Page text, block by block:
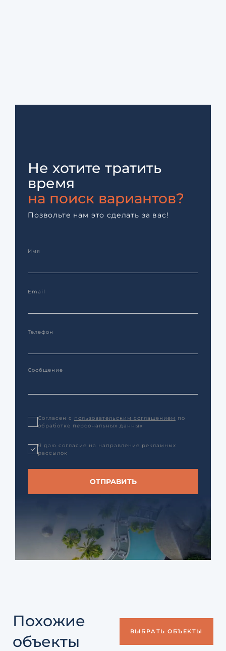
Не хотите тратить
время
на поиск вариантов?
Позвольте нам это сделать за вас!
Согласен с пользовательским соглашением по
обработке персональных данных
Я даю согласие на направление рекламных
рассылок
Похожие
объекты
ВЫБРАТЬ ОБЪЕКТЫ